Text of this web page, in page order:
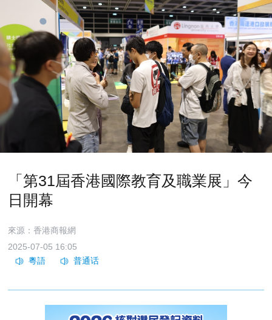
「第31屆香港國際教育及職業展」今
日開幕
來源：香港商報網
2025-07-05 16:05